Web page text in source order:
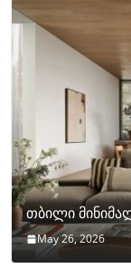
თბილი
May 26, 2026